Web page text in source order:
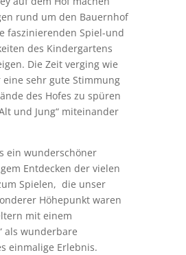
rund um den Bauernhof
faszinierenden Spiel-und
des Kindergartens
Die Zeit verging wie
eine sehr gute Stimmung
des Hofes zu spüren
und Jung“ miteinander
ein wunderschöner
Entdecken der vielen
Spielen, die unser
Höhepunkt waren
mit einem
als wunderbare
einmalige Erlebnis.